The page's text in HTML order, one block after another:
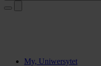
My, Uniwersytet